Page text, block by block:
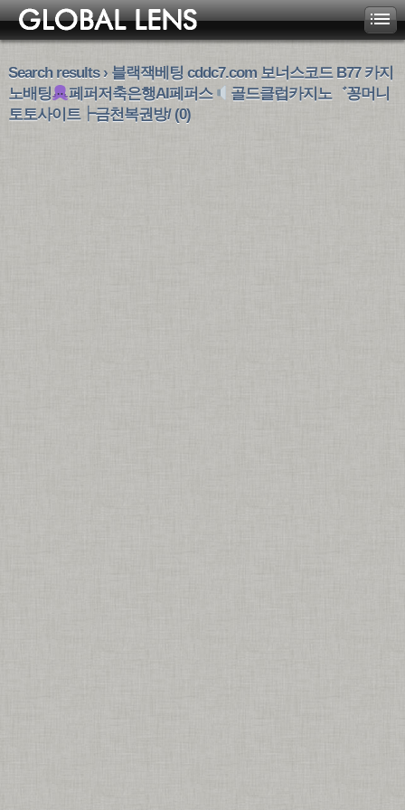
Search results › 블랙잭베팅 cddc7.com 보너스코드 B77 카지
노배팅
페퍼저축은행AI페퍼스
골드클럽카지노゛꽁머니
토토사이트┝금천복권방/ (0)